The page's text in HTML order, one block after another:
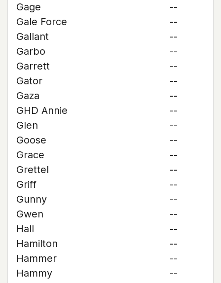
Gage
--
Gale Force
--
Gallant
--
Garbo
--
Garrett
--
Gator
--
Gaza
--
GHD Annie
--
Glen
--
Goose
--
Grace
--
Grettel
--
Griff
--
Gunny
--
Gwen
--
Hall
--
Hamilton
--
Hammer
--
Hammy
--